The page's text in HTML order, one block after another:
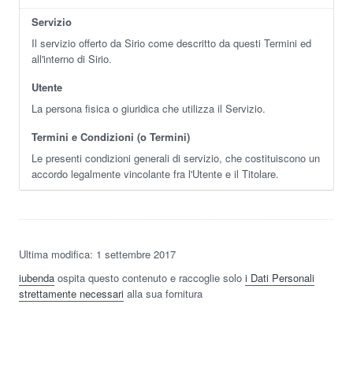
Servizio
Il servizio offerto da Sirio come descritto da questi Termini ed
all'interno di Sirio.
Utente
La persona fisica o giuridica che utilizza il Servizio.
Termini e Condizioni (o Termini)
Le presenti condizioni generali di servizio, che costituiscono un
accordo legalmente vincolante fra l'Utente e il Titolare.
Ultima modifica: 1 settembre 2017
iubenda ospita questo contenuto e raccoglie solo i Dati Personali
strettamente necessari alla sua fornitura